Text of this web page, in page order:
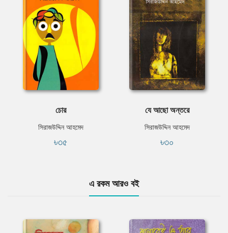
চোর
সিরাজউদ্দিন আহমেদ
৳৩৫
যে আছো অন্তরে
সিরাজউদ্দিন আহমেদ
৳৩০
এ রকম আরও বই